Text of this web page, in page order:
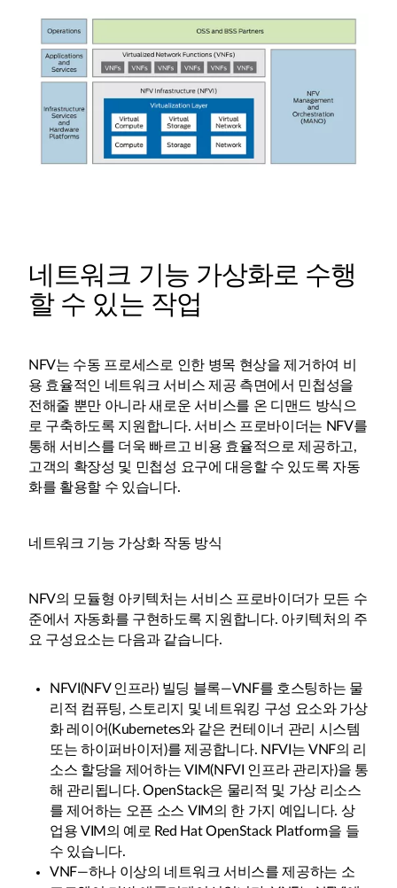
네트워크 기능 가상화로 수행
할 수 있는 작업
NFV는 수동 프로세스로 인한 병목 현상을 제거하여 비
용 효율적인 네트워크 서비스 제공 측면에서 민첩성을
전해줄 뿐만 아니라 새로운 서비스를 온 디맨드 방식으
로 구축하도록 지원합니다. 서비스 프로바이더는 NFV를
통해 서비스를 더욱 빠르고 비용 효율적으로 제공하고,
고객의 확장성 및 민첩성 요구에 대응할 수 있도록 자동
화를 활용할 수 있습니다.
네트워크 기능 가상화 작동 방식
NFV의 모듈형 아키텍처는 서비스 프로바이더가 모든 수
준에서 자동화를 구현하도록 지원합니다. 아키텍처의 주
요 구성요소는 다음과 같습니다.
NFVI(NFV 인프라) 빌딩 블록—VNF를 호스팅하는 물
리적 컴퓨팅, 스토리지 및 네트워킹 구성 요소와 가상
화 레이어(Kubernetes와 같은 컨테이너 관리 시스템
또는 하이퍼바이저)를 제공합니다. NFVI는 VNF의 리
소스 할당을 제어하는 VIM(NFVI 인프라 관리자)을 통
해 관리됩니다. OpenStack은 물리적 및 가상 리소스
를 제어하는 오픈 소스 VIM의 한 가지 예입니다. 상
업용 VIM의 예로 Red Hat OpenStack Platform을 들
수 있습니다.
VNF—하나 이상의 네트워크 서비스를 제공하는 소